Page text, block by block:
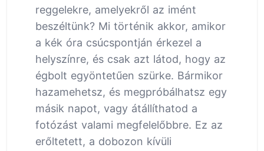
reggelekre, amelyekről az imént
beszéltünk? Mi történik akkor, amikor
a kék óra csúcspontján érkezel a
helyszínre, és csak azt látod, hogy az
égbolt egyöntetűen szürke. Bármikor
hazamehetsz, és megpróbálhatsz egy
másik napot, vagy átállíthatod a
fotózást valami megfelelőbbre. Ez az
erőltetett, a dobozon kívüli